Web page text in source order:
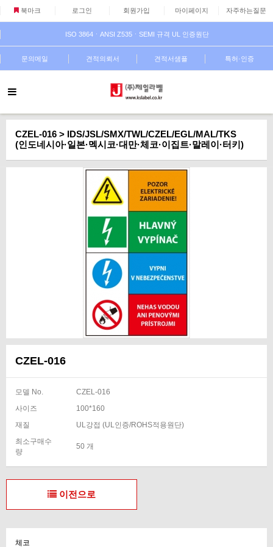
북마크 로그인 회원가입 마이페이지 자주하는질문
ISO 3864ㆍANSI Z535ㆍSEMI 규격 UL 인증원단
문의메일 견적의뢰서 견적서샘플 특허·인증
CZEL-016 > IDS/JSL/SMX/TWL/CZEL/EGL/MAL/TKS
(인도네시아·일본·멕시코·대만·체코·이집트·말레이·터키)
CZEL-016
모델 No.
CZEL-016
사이즈
100*160
재질
UL강접 (UL인증/ROHS적용원단)
최소구매수
량
50 개
이전으로
체코